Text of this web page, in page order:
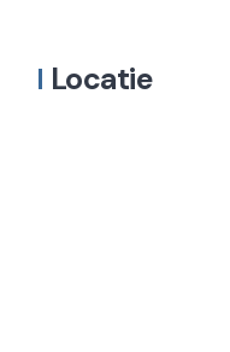
Locatie